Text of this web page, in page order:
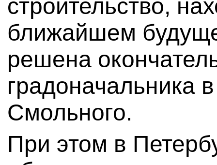
строительство,
ближайшем
решена
градоначальника
Смольного.
При этом в